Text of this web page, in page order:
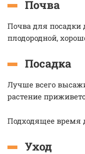
Почва
Почва для посадки
плодородной,
Посадка
Лучше всего
растение
Подходящее время
Уход